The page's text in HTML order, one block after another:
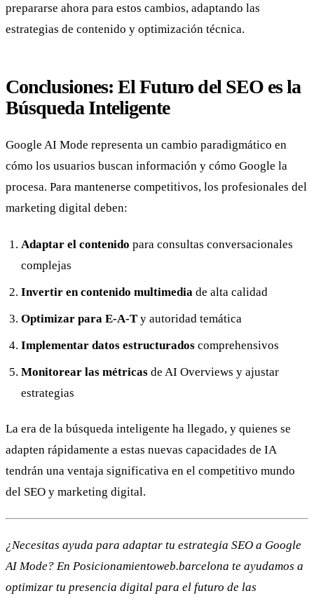
prepararse ahora para estos cambios, adaptando las
estrategias de contenido y optimización técnica.
Conclusiones: El Futuro del SEO es la
Búsqueda Inteligente
Google AI Mode representa un cambio paradigmático en
cómo los usuarios buscan información y cómo Google la
procesa. Para mantenerse competitivos, los profesionales del
marketing digital deben:
Adaptar el contenido para consultas conversacionales
complejas
Invertir en contenido multimedia de alta calidad
Optimizar para E-A-T y autoridad temática
Implementar datos estructurados comprehensivos
Monitorear las métricas de AI Overviews y ajustar
estrategias
La era de la búsqueda inteligente ha llegado, y quienes se
adapten rápidamente a estas nuevas capacidades de IA
tendrán una ventaja significativa en el competitivo mundo
del SEO y marketing digital.
¿Necesitas ayuda para adaptar tu estrategia SEO a Google
AI Mode? En Posicionamientoweb.barcelona te ayudamos a
optimizar tu presencia digital para el futuro de las